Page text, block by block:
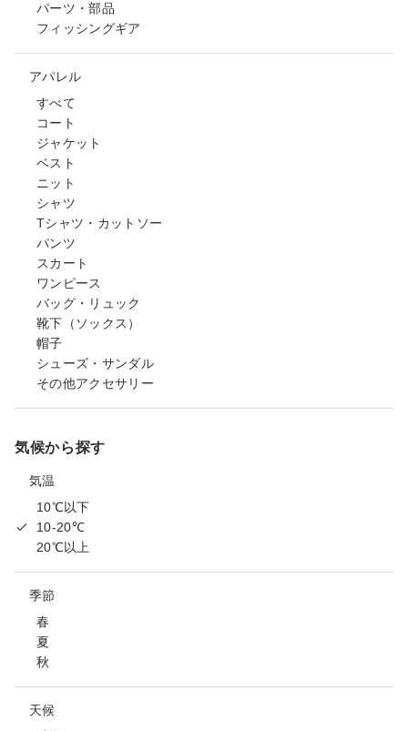
パーツ・部品
フィッシングギア
アパレル
すべて
コート
ジャケット
ベスト
ニット
シャツ
Tシャツ・カットソー
パンツ
スカート
ワンピース
バッグ・リュック
靴下（ソックス）
帽子
シューズ・サンダル
その他アクセサリー
気候から探す
気温
10℃以下
10-20℃
20℃以上
季節
春
夏
秋
天候